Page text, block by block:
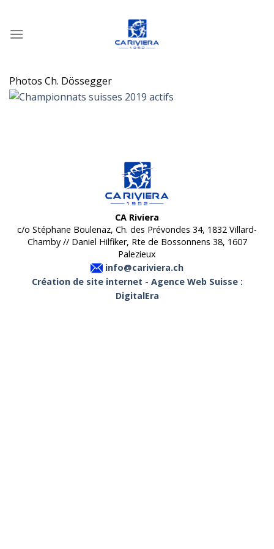
contenu
Photos Ch. Dössegger
CA Riviera
c/o Stéphane Boulenaz, Ch. des Prévondes 34, 1832 Villard-
Chamby // Daniel Hilfiker, Rte de Bossonnens 38, 1607
Palezieux
info@cariviera.ch
Création de site internet - Agence Web Suisse :
DigitalEra